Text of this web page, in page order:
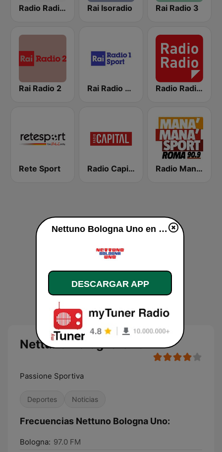
Radio Radicale Rai Isoradio Rai Radio 3
Rai Radio 2 Rai Radio 1 Sport Radio Radio 104.5 FM
Rete Sport Radio Capital Radio Manà Manà Sport Roma
Nettuno Bologna Uno
Passione Sportiva
Deportes Noticias
Frecuencias Nettuno Bologna Uno:
Bologna: 97.0 FM
Nettuno Bologna Uno en vivo
DESCARGAR APP